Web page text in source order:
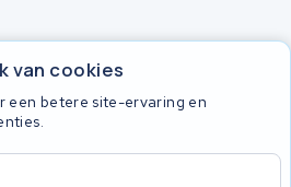
van cookies
een betere site-ervaring en